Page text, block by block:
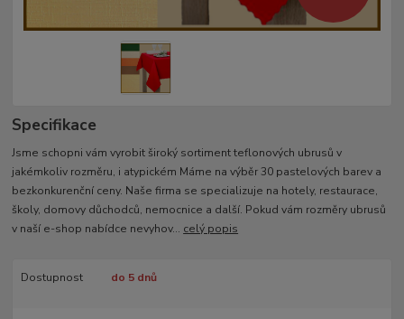
Specifikace
Jsme schopni vám vyrobit široký sortiment teflonových ubrusů v
jakémkoliv rozměru, i atypickém Máme na výběr 30 pastelových barev a
bezkonkurenční ceny. Naše firma se specializuje na hotely, restaurace,
školy, domovy důchodců, nemocnice a další. Pokud vám rozměry ubrusů
v naší e-shop nabídce nevyhov... celý popis
Dostupnost do 5 dnů